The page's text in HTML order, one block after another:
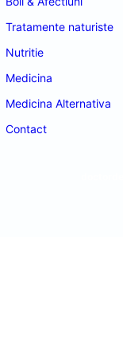
Tratamente naturiste
Nutritie
Medicina
Medicina Alternativa
Contact